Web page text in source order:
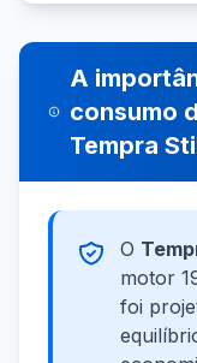
A
consumo
Tempra
O
motor
foi